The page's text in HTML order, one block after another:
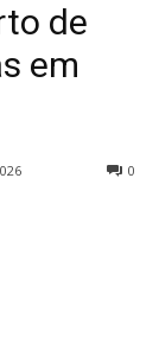
de
em
0